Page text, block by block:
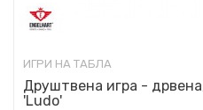
ИГРИ НА ТАБЛА
Друштвена игра -
'Ludo'